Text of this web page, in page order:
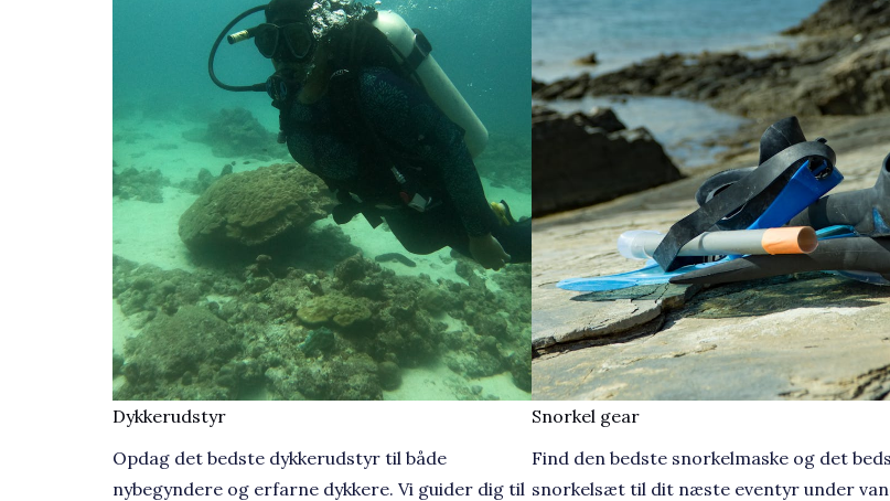
Dykkerudstyr​​
Opdag det bedste dykkerudstyr til både
nybegyndere og erfarne dykkere. Vi guider dig til
Snorkel gear​​
Find den bedste snorkelmaske og det
snorkelsæt til dit næste eventyr under